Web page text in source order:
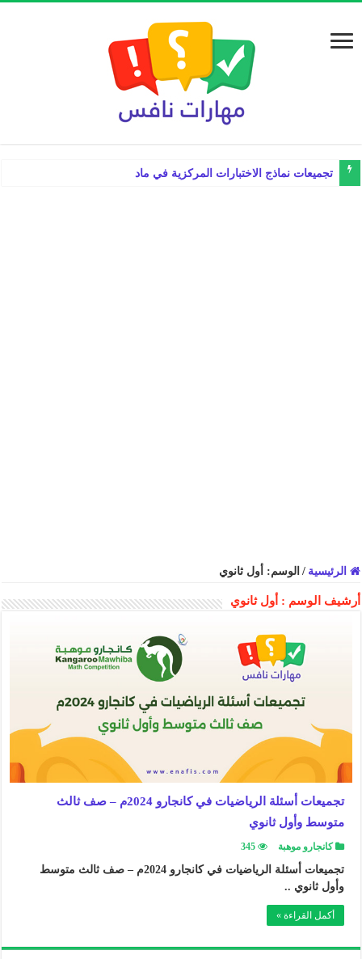
تجميعات نماذج الاختبارات المركزية في مادة لغتي ثال
الرئيسية / الوسم: أول ثانوي
أرشيف الوسم : أول ثانوي
تجميعات أسئلة الرياضيات في كانجارو 2024م – صف ثالث
متوسط وأول ثانوي
كانجارو موهبة 345
تجميعات أسئلة الرياضيات في كانجارو 2024م – صف ثالث متوسط
وأول ثانوي ..
أكمل القراءة »